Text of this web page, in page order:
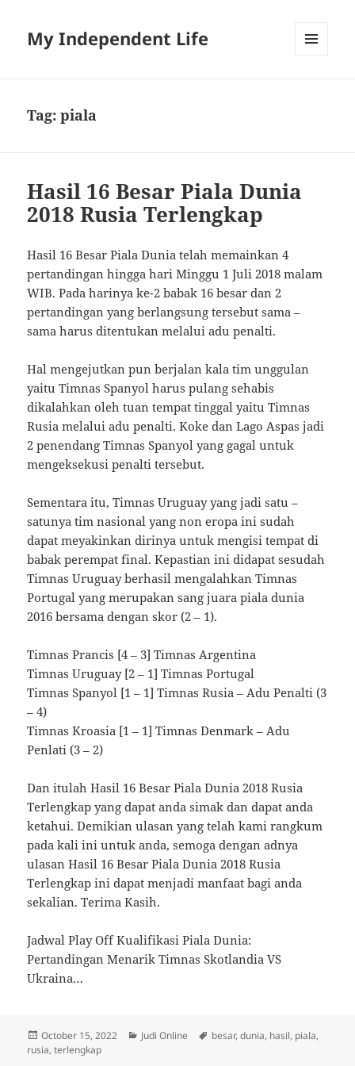
My Independent Life
Tag:piala
Hasil 16 Besar Piala Dunia
2018 Rusia Terlengkap
Hasil 16 Besar Piala Dunia telah memainkan 4
pertandingan hingga hari Minggu 1 Juli 2018 malam
WIB. Pada harinya ke-2 babak 16 besar dan 2
pertandingan yang berlangsung tersebut sama –
sama harus ditentukan melalui adu penalti.
Hal mengejutkan pun berjalan kala tim unggulan
yaitu Timnas Spanyol harus pulang sehabis
dikalahkan oleh tuan tempat tinggal yaitu Timnas
Rusia melalui adu penalti. Koke dan Lago Aspas jadi
2 penendang Timnas Spanyol yang gagal untuk
mengeksekusi penalti tersebut.
Sementara itu, Timnas Uruguay yang jadi satu –
satunya tim nasional yang non eropa ini sudah
dapat meyakinkan dirinya untuk mengisi tempat di
babak perempat final. Kepastian ini didapat sesudah
Timnas Uruguay berhasil mengalahkan Timnas
Portugal yang merupakan sang juara piala dunia
2016 bersama dengan skor (2 – 1).
Timnas Prancis [4 – 3] Timnas Argentina
Timnas Uruguay [2 – 1] Timnas Portugal
Timnas Spanyol [1 – 1] Timnas Rusia – Adu Penalti (3
– 4)
Timnas Kroasia [1 – 1] Timnas Denmark – Adu
Penlati (3 – 2)
Dan itulah Hasil 16 Besar Piala Dunia 2018 Rusia
Terlengkap yang dapat anda simak dan dapat anda
ketahui. Demikian ulasan yang telah kami rangkum
pada kali ini untuk anda, semoga dengan adnya
ulasan Hasil 16 Besar Piala Dunia 2018 Rusia
Terlengkap ini dapat menjadi manfaat bagi anda
sekalian. Terima Kasih.
Jadwal Play Off Kualifikasi Piala Dunia:
Pertandingan Menarik Timnas Skotlandia VS
Ukraina…
Posted
on
October 15, 2022 Categories
Judi Online Tags
besar,dunia, hasil, piala,
rusia,terlengkap